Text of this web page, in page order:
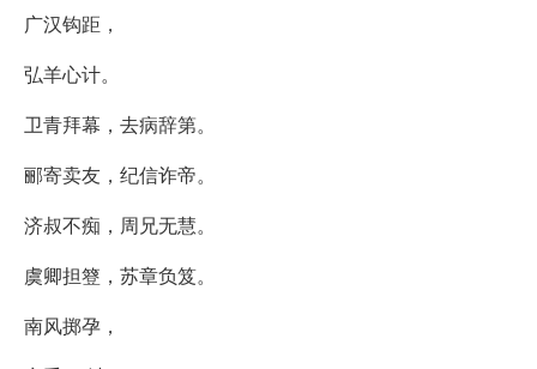
广汉钩距，
弘羊心计。
卫青拜幕，去病辞第。
郦寄卖友，纪信诈帝。
济叔不痴，周兄无慧。
虞卿担簦，苏章负笈。
南风掷孕，